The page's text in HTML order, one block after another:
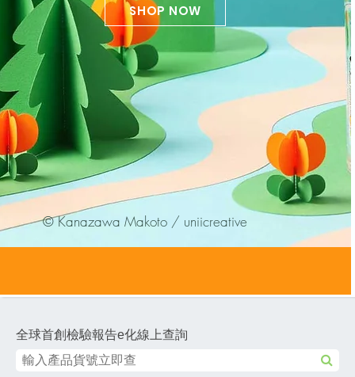
全球首創檢驗報告e化線上查詢